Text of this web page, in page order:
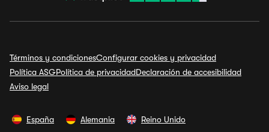
Términos y condicionesConfigurar cookies y privacidad
Política ASGPolítica de privacidadDeclaración de accesibilidad
Aviso legal
España Alemania Reino Unido